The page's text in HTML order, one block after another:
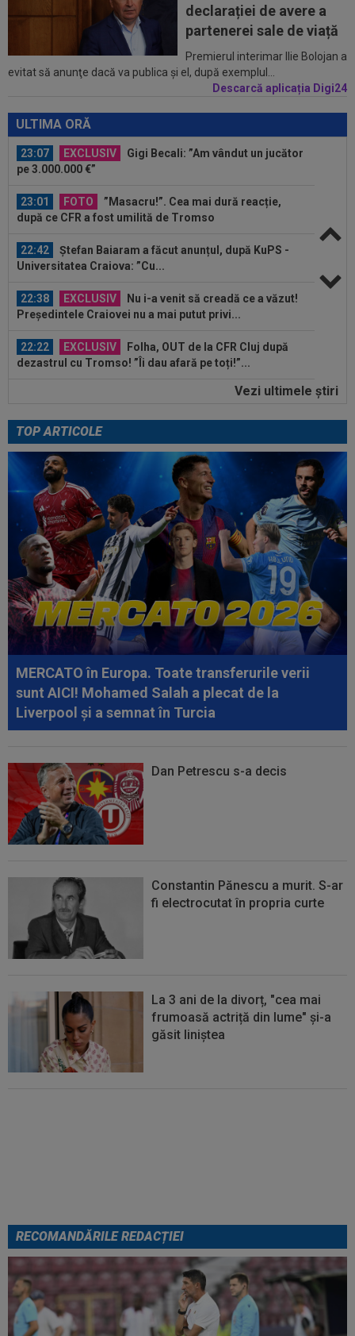
declarației de avere a
partenerei sale de viață
Premierul interimar Ilie Bolojan a
evitat să anunţe dacă va publica şi el, după exemplul...
Descarcă aplicația Digi24
ULTIMA ORĂ
EXCLUSIV
De neînțeles! Nicolae Dică nu s-a
putut abține, după ce l-a auzit la finalul...
23:13
Englezii au văzut CFR Cluj - Tromso 0-5 și s-au
speriat de ce s-a întâmplat!
Baciu: ”Cu asta, basta. Ar trebui să spun niște...
23:07 EXCLUSIV
Gigi Becali: ”Am vândut un jucător
pe 3.000.000 €”
23:01 FOTO
”Masacru!”. Cea mai dură reacție,
după ce CFR a fost umilită de Tromso
22:42
Ștefan Baiaram a făcut anunțul, după KuPS -
Universitatea Craiova: ”Cu...
22:38 EXCLUSIV
Nu i-a venit să creadă ce a văzut!
Președintele Craiovei nu a mai putut privi...
22:22 EXCLUSIV
Folha, OUT de la CFR Cluj după
dezastrul cu Tromso! ”Îi dau afară pe toți!”...
De neînțeles! Nicolae Dică nu s-a
23:13
Englezii au văzut CFR Cluj - Tromso 0-5 și s-au
speriat de ce s-a întâmplat!
23:08 EXCLUSIV
Victor Pițurcă, despre Marius
Baciu: ”Cu asta, basta. Ar trebui să spun niște...
23:07 EXCLUSIV
Gigi Becali: ”Am vândut un jucător
pe 3.000.000 €”
23:01 FOTO
”Masacru!”. Cea mai dură reacție,
după ce CFR a fost umilită de Tromso
22:42
Ștefan Baiaram a făcut anunțul, după KuPS -
Universitatea Craiova: ”Cu...
Vezi ultimele ştiri
TOP ARTICOLE
MERCATO în Europa. Toate transferurile verii
sunt AICI! Mohamed Salah a plecat de la
Liverpool și a semnat în Turcia
Dan Petrescu s-a decis
Constantin Pănescu a murit. S-ar
fi electrocutat în propria curte
La 3 ani de la divorț, "cea mai
frumoasă actriță din lume" și-a
găsit liniștea
RECOMANDĂRILE REDACȚIEI